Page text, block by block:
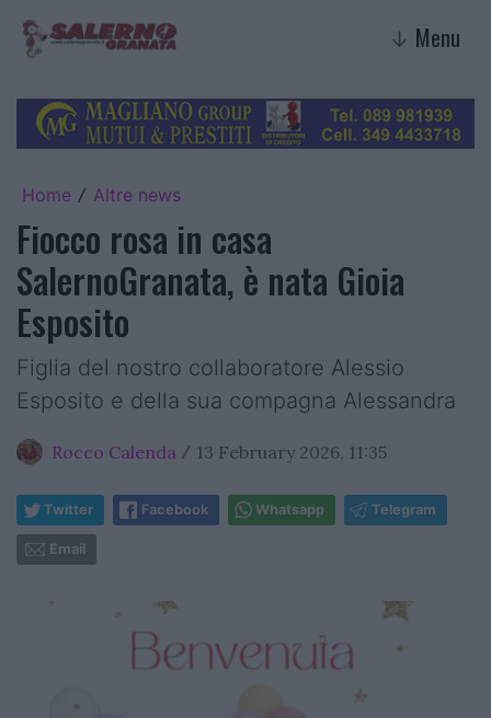
↓ Menu
Home / Altre news
Fiocco rosa in casa
SalernoGranata, è nata Gioia
Esposito
Figlia del nostro collaboratore Alessio
Esposito e della sua compagna Alessandra
Rocco Calenda / 13 February 2026, 11:35
Twitter Facebook Whatsapp Telegram
Email